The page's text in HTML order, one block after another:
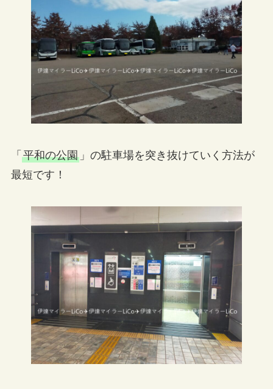
「 平和の公園」の駐車場を突き抜けていく方法が
最短です！